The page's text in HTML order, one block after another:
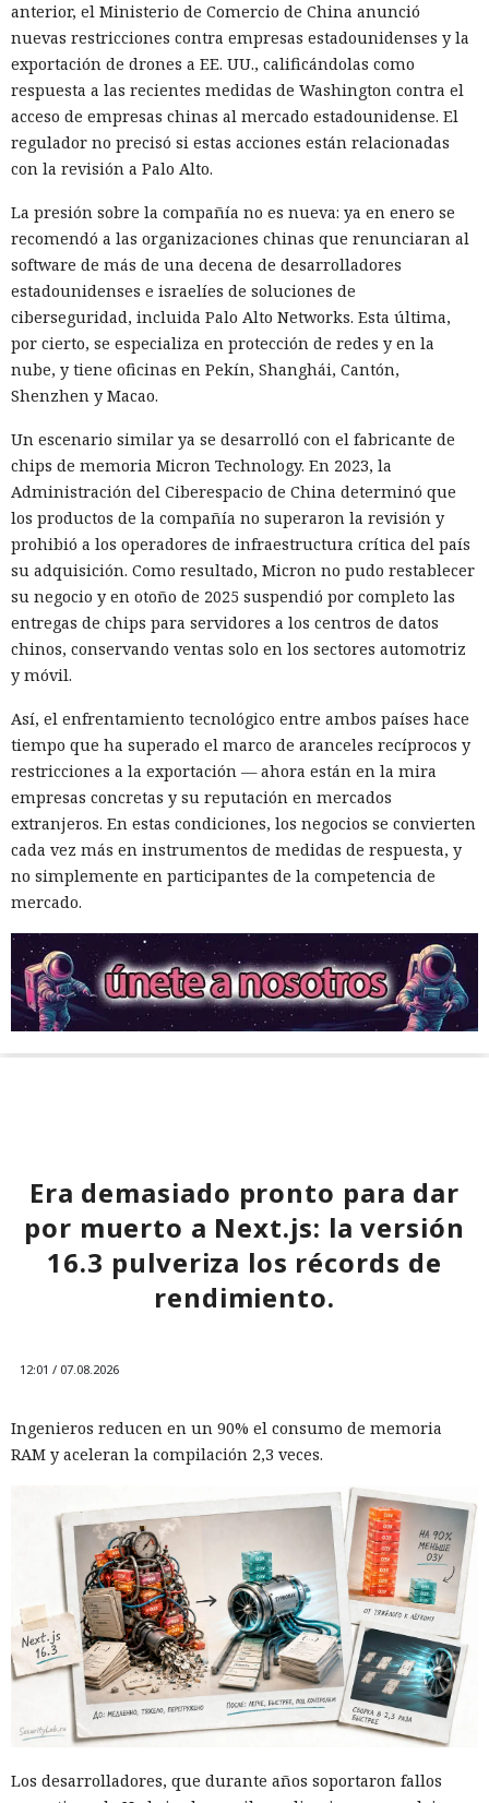
anterior, el Ministerio de Comercio de China anunció
nuevas restricciones contra empresas estadounidenses y la
exportación de drones a EE. UU., calificándolas como
respuesta a las recientes medidas de Washington contra el
acceso de empresas chinas al mercado estadounidense. El
regulador no precisó si estas acciones están relacionadas
con la revisión a Palo Alto.
La presión sobre la compañía no es nueva: ya en enero se
recomendó a las organizaciones chinas que renunciaran al
software de más de una decena de desarrolladores
estadounidenses e israelíes de soluciones de
ciberseguridad, incluida Palo Alto Networks. Esta última,
por cierto, se especializa en protección de redes y en la
nube, y tiene oficinas en Pekín, Shanghái, Cantón,
Shenzhen y Macao.
Un escenario similar ya se desarrolló con el fabricante de
chips de memoria Micron Technology. En 2023, la
Administración del Ciberespacio de China determinó que
los productos de la compañía no superaron la revisión y
prohibió a los operadores de infraestructura crítica del país
su adquisición. Como resultado, Micron no pudo restablecer
su negocio y en otoño de 2025 suspendió por completo las
entregas de chips para servidores a los centros de datos
chinos, conservando ventas solo en los sectores automotriz
y móvil.
Así, el enfrentamiento tecnológico entre ambos países hace
tiempo que ha superado el marco de aranceles recíprocos y
restricciones a la exportación — ahora están en la mira
empresas concretas y su reputación en mercados
extranjeros. En estas condiciones, los negocios se convierten
cada vez más en instrumentos de medidas de respuesta, y
no simplemente en participantes de la competencia de
mercado.
Era demasiado pronto para dar
por muerto a Next.js: la versión
16.3 pulveriza los récords de
rendimiento.
12:01 / 07.08.2026
Ingenieros reducen en un 90% el consumo de memoria
RAM y aceleran la compilación 2,3 veces.
Los desarrolladores, que durante años soportaron fallos